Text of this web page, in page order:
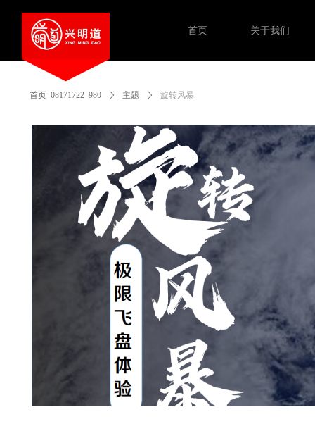
首页 关于我们
首页_08171722_980 ꄲ 主题 ꄲ 旋转风暴